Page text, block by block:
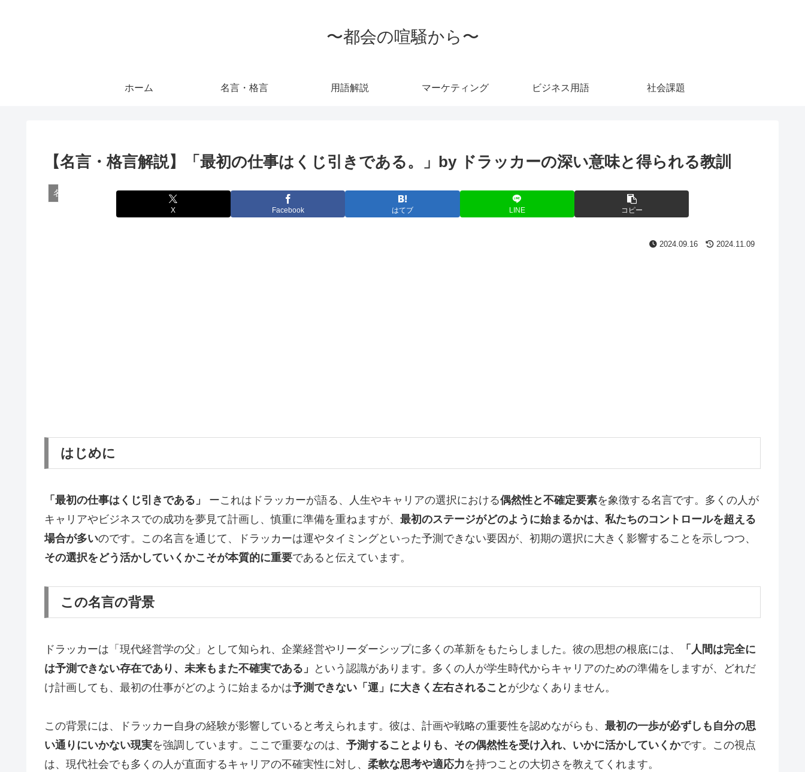
〜都会の喧騒から〜
ホーム 名言・格言 用語解説 マーケティング ビジネス用語 社会課題
【名言・格言解説】「最初の仕事はくじ引きである。」by ドラッカーの深い意味と得られる教訓
名言・格言
X Facebook はてブ LINE コピー
2024.09.16 2024.11.09
はじめに
「最初の仕事はくじ引きである」 ーこれはドラッカーが語る、人生やキャリアの選択における偶然性と不確定要素を象徴する名言です。多くの人が
キャリアやビジネスでの成功を夢見て計画し、慎重に準備を重ねますが、 最初のステージがどのように始まるかは、私たちのコントロールを超える
場合が多いのです。この名言を通じて、ドラッカーは運やタイミングといった予測できない要因が、初期の選択に大きく影響することを示しつつ、
その選択をどう活かしていくかこそが本質的に重要であると伝えています。
この名言の背景
ドラッカーは「現代経営学の父」として知られ、企業経営やリーダーシップに多くの革新をもたらしました。彼の思想の根底には、
「人間は完全に
は予測できない存在であり、未来もまた不確実である」
という認識があります。多くの人が学生時代からキャリアのための準備をしますが、どれだ
け計画しても、最初の仕事がどのように始まるかは予測できない「運」に大きく左右されること が少なくありません。
この背景には、ドラッカー自身の経験が影響していると考えられます。彼は、計画や戦略の重要性を認めながらも、 最初の一歩が必ずしも自分の思
い通りにいかない現実を強調しています。ここで重要なのは、 予測することよりも、その偶然性を受け入れ、いかに活かしていくかです。この視点
は、現代社会でも多くの人が直面するキャリアの不確実性に対し、 柔軟な思考や適応力 を持つことの大切さを教えてくれます。